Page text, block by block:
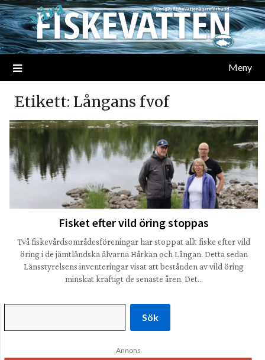
Meny
Etikett: Långans fvof
Fisket efter vild öring stoppas
Två fiskevårdsområdesföreningar har stoppat allt fiske efter vild
öring i de jämtländska älvarna Hårkan och Långan. Detta sedan
Länsstyrelsens inventeringar visat att bestånden av vild öring
minskat kraftigt de senaste åren. Det…
Sök
Annons